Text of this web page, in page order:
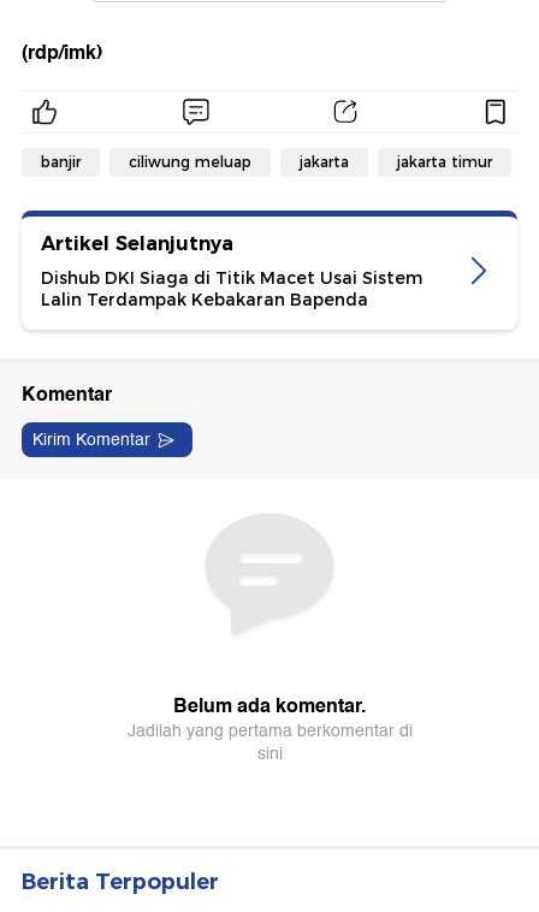
(rdp/imk)
banjir ciliwung meluap jakarta jakarta timur
Artikel Selanjutnya
Dishub DKI Siaga di Titik Macet Usai Sistem
Lalin Terdampak Kebakaran Bapenda
Berita Terpopuler